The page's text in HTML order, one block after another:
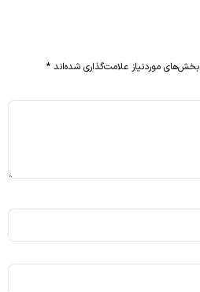
بخش‌های موردنیاز علامت‌گذاری شده‌اند *